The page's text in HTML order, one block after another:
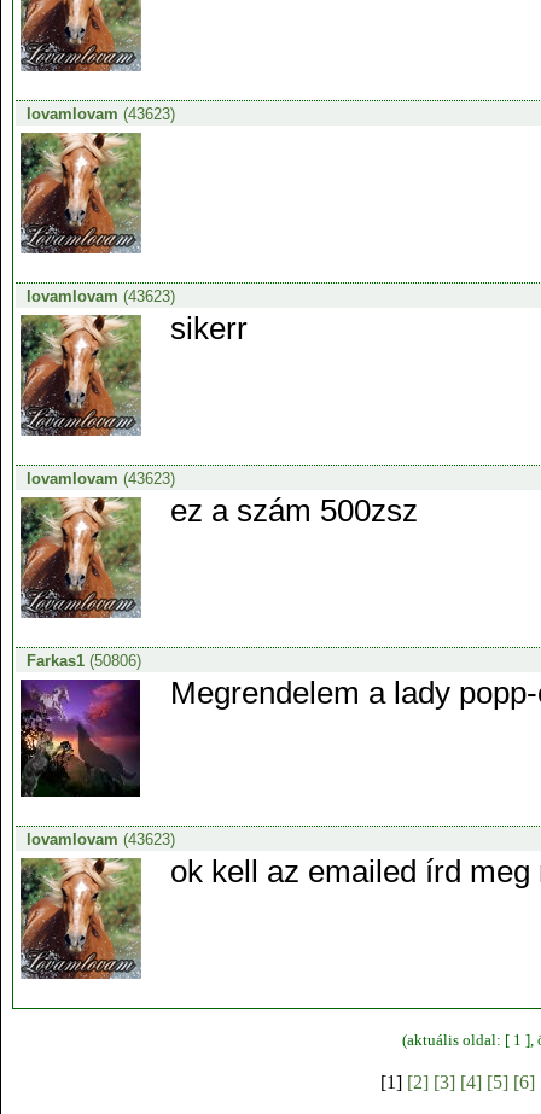
lovamlovam (43623)
lovamlovam (43623)
sikerr
lovamlovam (43623)
ez a szám 500zsz
Farkas1(50806)
Megrendelem a lady
lovamlovam (43623)
ok kell az emailed írd meg
(aktuális oldal: [ 1 ],
[1] [2] [3] [4] [5] [6]